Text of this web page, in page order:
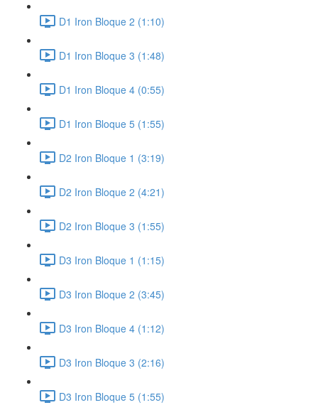
D1 Iron Bloque 2 (1:10)
D1 Iron Bloque 3 (1:48)
D1 Iron Bloque 4 (0:55)
D1 Iron Bloque 5 (1:55)
D2 Iron Bloque 1 (3:19)
D2 Iron Bloque 2 (4:21)
D2 Iron Bloque 3 (1:55)
D3 Iron Bloque 1 (1:15)
D3 Iron Bloque 2 (3:45)
D3 Iron Bloque 4 (1:12)
D3 Iron Bloque 3 (2:16)
D3 Iron Bloque 5 (1:55)